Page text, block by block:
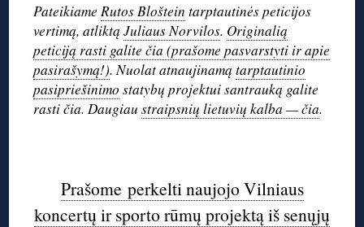
PateikiameRutos Bloštein tarptautinės peticijos
vertimą, atliktąJuliaus Norvilos. Originalią
peticiją rasti galite čia (prašome pasvarstyti ir apie
pasirašymą!). Nuolat atnaujinamątarptautinio
pasipriešinimo statybų projektui santrauką galite
rasti čia. Daugiaustraipsnių lietuvių kalba — čia.
Prašome perkelti naujojo Vilniaus
koncertų ir sporto rūmų projektą iš senųjų